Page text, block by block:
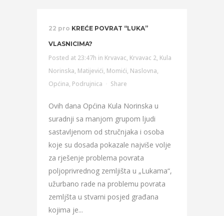
22 pro KREĆE POVRAT “LUKA”
VLASNICIMA?
Posted at 23:47h in Krvavac, Krvavac 2, Kula
Norinska, Matijevići, Momići, Naslovna,
Općina, Podrujnica Share
Ovih dana Općina Kula Norinska u
suradnji sa manjom grupom ljudi
sastavljenom od stručnjaka i osoba
koje su dosada pokazale najviše volje
za rješenje problema povrata
poljoprivrednog zemljišta u „Lukama“,
užurbano rade na problemu povrata
zemljšta u stvarni posjed građana
kojima je...